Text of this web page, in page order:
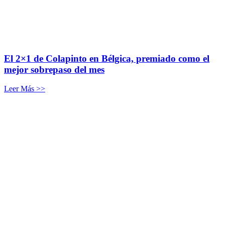
El 2×1 de Colapinto en Bélgica, premiado como el
mejor sobrepaso del mes
Leer Más >>